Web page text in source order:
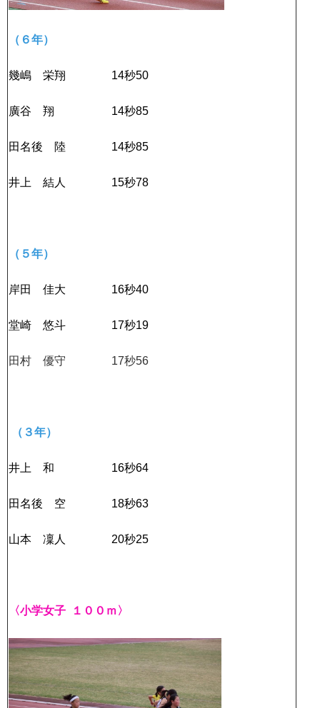
（６年）
幾嶋 栄翔 14秒50
廣谷 翔 14秒85
田名後 陸 14秒85
井上 結人 15秒78
（５年）
岸田 佳大 16秒40
堂崎 悠斗 17秒19
田村 優守 17秒56
（３年）
井上 和 16秒64
田名後 空 18秒63
山本 凜人 20秒25
〈小学女子 １００ｍ〉